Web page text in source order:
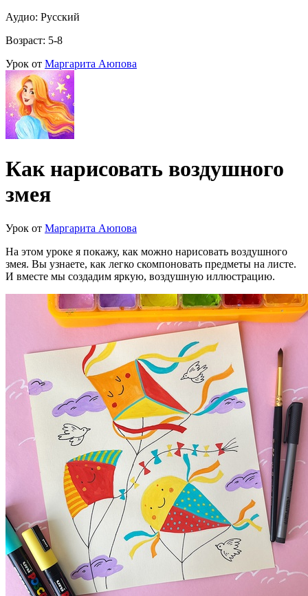
Аудио: Русский
Возраст: 5-8
Урок от Маргарита Аюпова
Как нарисовать воздушного
змея
Урок от Маргарита Аюпова
На этом уроке я покажу, как можно нарисовать воздушного
змея. Вы узнаете, как легко скомпоновать предметы на листе.
И вместе мы создадим яркую, воздушную иллюстрацию.